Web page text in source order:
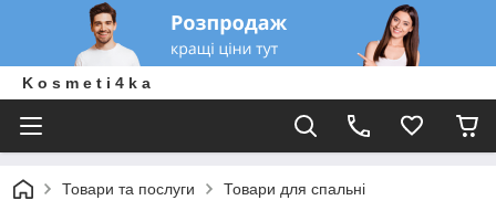
K o s m e t i 4 k a
Товари та послуги Товари для спальні